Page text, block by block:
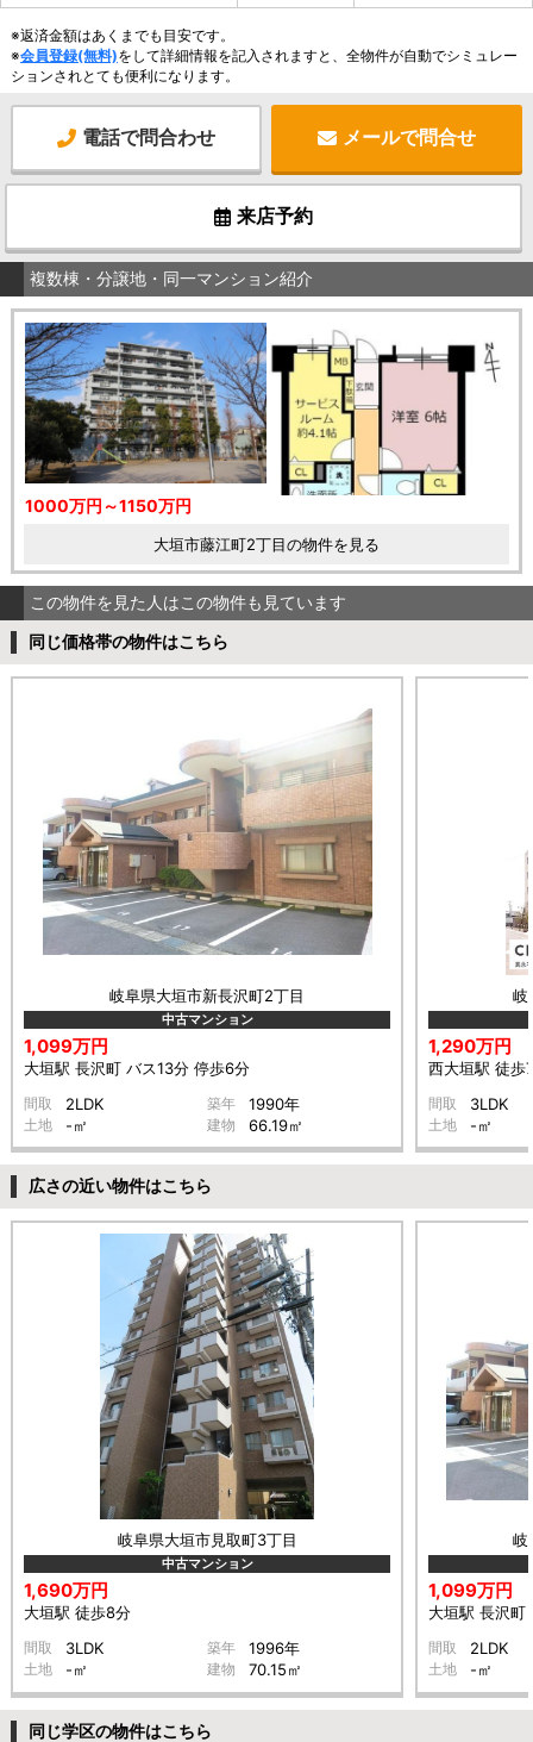
※返済金額はあくまでも目安です。
※会員登録(無料)をして詳細情報を記入されますと、全物件が自動でシミュレー
ションされとても便利になります。
電話で問合わせ メールで問合せ
来店予約
複数棟・分譲地・同一マンション紹介
1000万円～1150万円
大垣市藤江町2丁目の物件を見る
この物件を見た人はこの物件も見ています
同じ価格帯の物件はこちら
岐阜県大垣市新長沢町2丁目
中古マンション
1,099万円
大垣駅 長沢町 バス13分 停歩6分
間取 2LDK 築年 1990年
土地 -㎡ 建物 66.19㎡
岐
1,290万円
西大垣駅 徒歩
間取 3LDK
土地 -㎡
広さの近い物件はこちら
岐阜県大垣市見取町3丁目
中古マンション
1,690万円
大垣駅 徒歩8分
間取 3LDK 築年 1996年
土地 -㎡ 建物 70.15㎡
岐
1,099万円
大垣駅 長沢町
間取 2LDK
土地 -㎡
同じ学区の物件はこちら